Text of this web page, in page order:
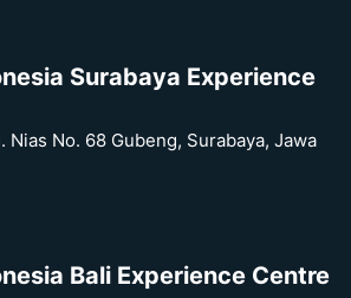
Surabaya Experience
Nias No. 68 Gubeng, Surabaya, Jawa
Bali Experience Centre